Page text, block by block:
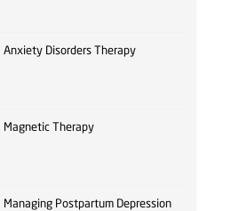
Anxiety Disorders Therapy
Magnetic Therapy
Managing Postpartum Depression